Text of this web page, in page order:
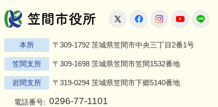
笠間市役所
X FacebookInstagram
本所 〒309-1792 茨城県笠間市中央三丁目2番1号
笠間支所 〒309-1698 茨城県笠間市笠間1532番地
岩間支所 〒319-0294 茨城県笠間市下郷5140番地
電話番号: 0296-77-1101